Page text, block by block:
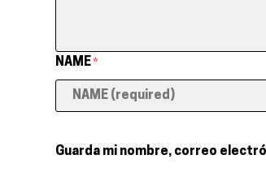
NAME *
Guarda mi nombre, correo